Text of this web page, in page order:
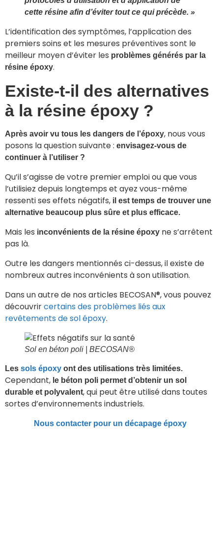
cette résine afin d’éviter tout ce qui précède. »
L’identification des symptômes, l’application des
premiers soins et les mesures préventives sont le
meilleur moyen d’éviter les problèmes générés par la
résine époxy.
Existe-t-il des alternatives
à la résine époxy ?
Après avoir vu tous les dangers de l’époxy, nous vous
posons la question suivante : envisagez-vous de
continuer à l’utiliser ?
Qu’il s’agisse de votre premier emploi ou que vous
l’utilisiez depuis longtemps et ayez vous-même
ressenti ses effets négatifs, il est temps de trouver une
alternative beaucoup plus sûre et plus efficace.
Mais les inconvénients de la résine époxy ne s’arrêtent
pas là.
Outre les dangers mentionnés ci-dessus, il existe de
nombreux autres inconvénients à son utilisation.
Dans un autre de nos articles BECOSAN®, vous pouvez
découvrircertains des problèmes liés aux
revêtements de sol époxy.
Sol en béton poli | BECOSAN®
Les sols époxy ont des utilisations très limitées.
Cependant, le béton poli permet d’obtenir un sol
durable et polyvalent, qui peut être utilisé dans toutes
sortes d’environnements industriels.
Nous contacter pour un décapage époxy